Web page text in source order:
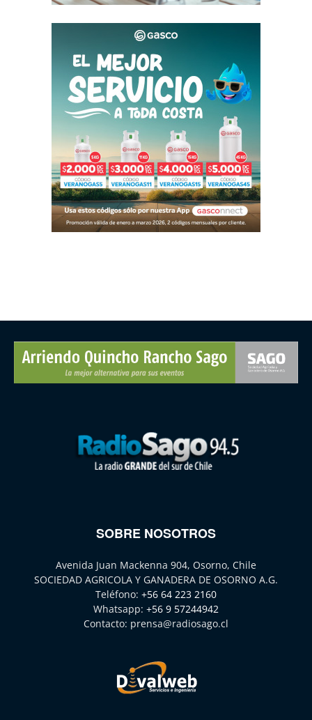
SOBRE NOSOTROS
Avenida Juan Mackenna 904, Osorno, Chile
SOCIEDAD AGRICOLA Y GANADERA DE OSORNO A.G.
Teléfono: +56 64 223 2160
Whatsapp: +56 9 57244942
Contacto: prensa@radiosago.cl